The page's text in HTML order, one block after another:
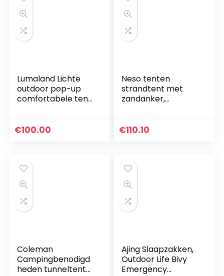
Lumaland Lichte
outdoor pop-up
comfortabele tent
reizen trekking
€100.00
Neso tenten
strandtent met
zandanker,
mx 2,1 m –
€110.10
Coleman
Campingbenodigd
heden tunneltent
Ajing Slaapzakken,
Outdoor Life Bivy
Emergency